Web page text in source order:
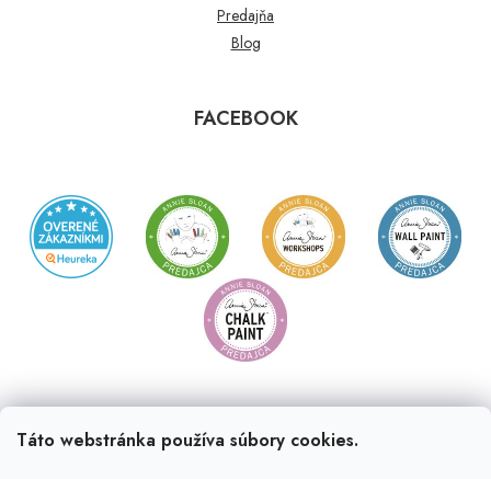
Táto webstránka používa súbory cookies.
Predajňa
Blog
FACEBOOK